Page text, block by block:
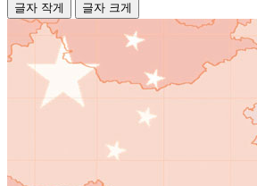
글자 작게 글자 크게